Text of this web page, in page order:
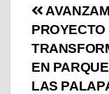
PROYECTO
EN
LAS